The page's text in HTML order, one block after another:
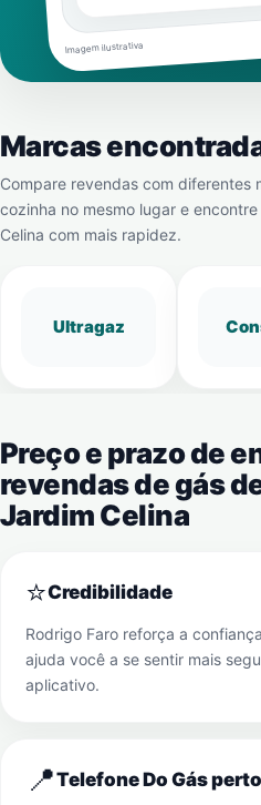
Imagem ilustrativa
Marcas
Compare revendas com diferentes
cozinha no mesmo lugar e encontre
Celina com mais rapidez.
Ultragaz
Preço e prazo de
revendas de gás
Jardim Celina
⭐Credibilidade
Rodrigo Faro reforça a
ajuda você a se sentir mais
aplicativo.
📍Telefone Do Gás